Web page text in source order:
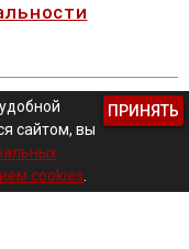
сайтом, вы
cookies
ПРИНЯТЬ